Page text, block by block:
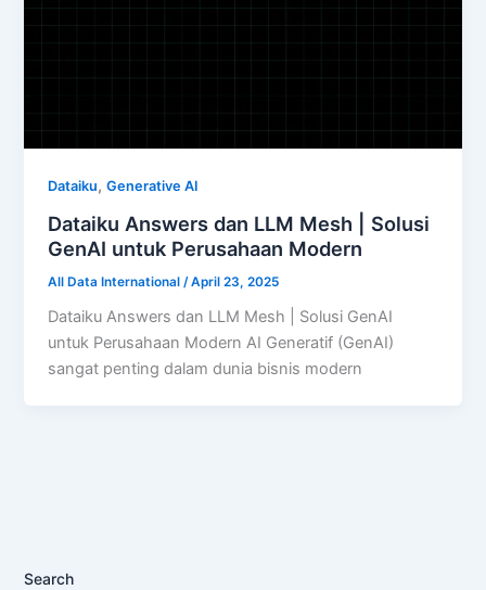
Dataiku,Generative AI
Dataiku Answers dan LLM Mesh | Solusi
GenAI untuk Perusahaan Modern
All Data International /April 23, 2025
Dataiku Answers dan LLM Mesh | Solusi GenAI
untuk Perusahaan Modern AI Generatif (GenAI)
sangat penting dalam dunia bisnis modern
Search